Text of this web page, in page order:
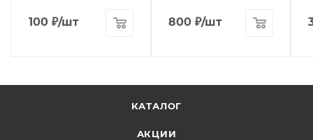
100 ₽/шт 800 ₽/шт
КАТАЛОГ
АКЦИИ